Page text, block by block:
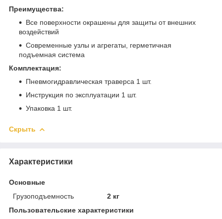
Преимущества:
Все поверхности окрашены для защиты от внешних
воздействий
Современные узлы и агрегаты, герметичная
подъемная система
Комплектация:
Пневмогидравлическая траверса 1 шт.
Инструкция по эксплуатации 1 шт.
Упаковка 1 шт.
Скрыть
Характеристики
Основные
Грузоподъемность
2 кг
Пользовательские характеристики